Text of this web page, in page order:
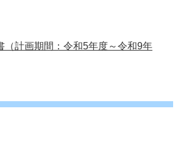
（計画期間：令和5年度～令和9年